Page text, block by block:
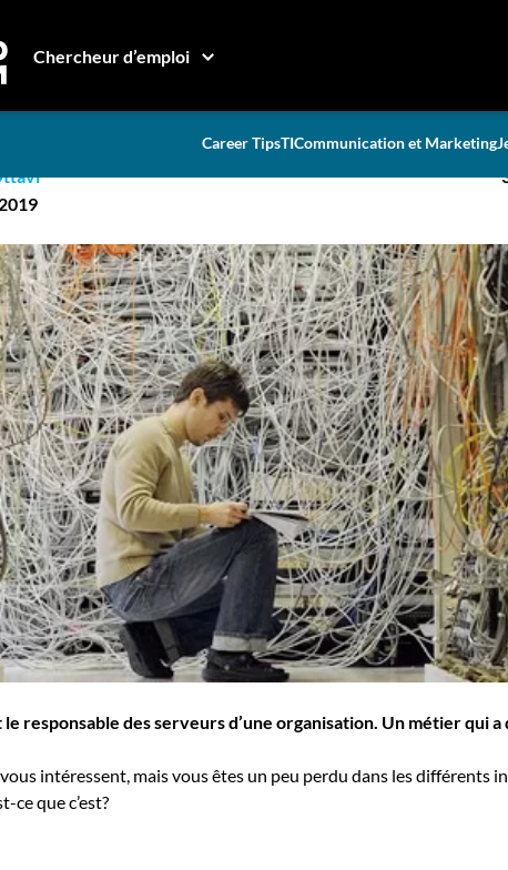
Chercheur d’emploi
Career TipsTICommunication et Marketing
système?
administrateur système?
responsable des serveurs d’une organisation. Un métier qui
intéressent, mais vous êtes un peu perdu dans les différents
ce que c’est?